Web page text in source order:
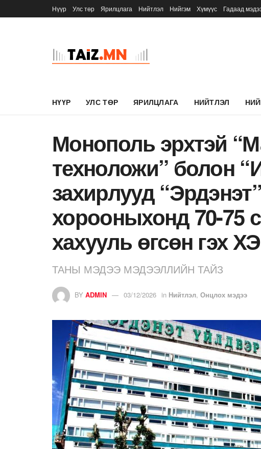
Нүүр Улс төр Ярилцлага Нийтлэл Нийгэм Хүмүүс Гадаад
НҮҮР УЛС ТӨР ЯРИЛЦЛАГА НИЙТЛЭЛ
Монополь эрхтэй
техноложи” болон
захирлууд
хорооныхонд 70-75
хахууль өгсөн гэх
ТАНЫ МЭДЭЭ МЭДЭЭЛЛИЙН ТАЙЗ
BY ADMIN 03/12/2026 in Нийтлэл, Онцлох мэдээ